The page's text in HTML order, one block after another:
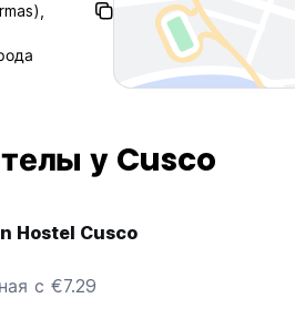
у Cusco
Hostel Cusco
с €7.29